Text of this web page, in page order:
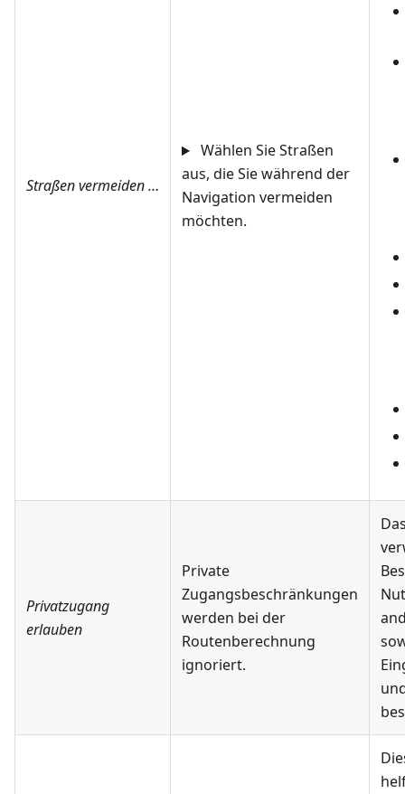
Straßen vermeiden …
Wählen Sie Straßen
aus, die Sie während der
Navigation vermeiden
möchten.
Privatzugang
erlauben
Private
Zugangsbeschränkungen
werden bei der
Routenberechnung
ignoriert.